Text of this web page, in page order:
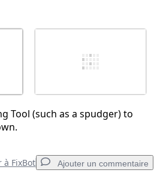
Tool (such as a spudger) to
à FixBot Ajouter un commentaire